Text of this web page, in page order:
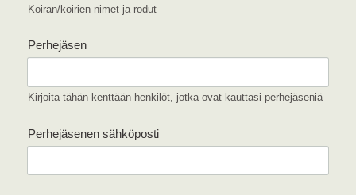
Koiran/koirien nimet ja rodut
Perhejäsen
Kirjoita tähän kenttään henkilöt, jotka ovat kauttasi perhejäseniä
Perhejäsenen sähköposti